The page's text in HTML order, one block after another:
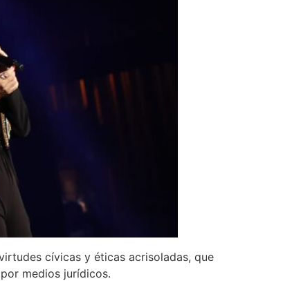
cívicas y éticas acrisoladas, que
medios jurídicos.